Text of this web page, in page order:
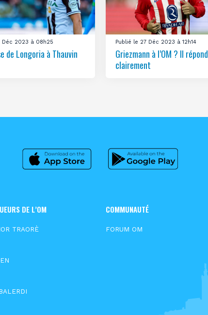
Déc 2023 à 08h25
de Longoria à Thauvin
Publié le 27 Déc 2023 à 12h14
Griezmann à l’OM ? Il répond
clairement
DE L’OM
TRAORÈ
COMMUNAUTÉ
FORUM OM